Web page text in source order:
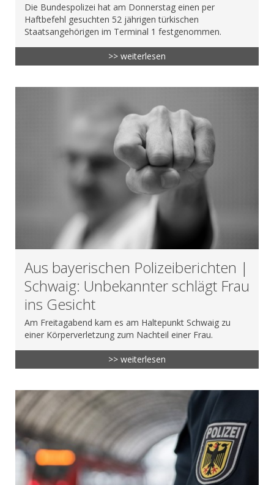
Die Bundespolizei hat am Donnerstag einen per
Haftbefehl gesuchten 52 jährigen türkischen
Staatsangehörigen im Terminal 1 festgenommen.
>> weiterlesen
Aus bayerischen Polizeiberichten |
Schwaig: Unbekannter schlägt Frau
ins Gesicht
Am Freitagabend kam es am Haltepunkt Schwaig zu
einer Körperverletzung zum Nachteil einer Frau.
>> weiterlesen